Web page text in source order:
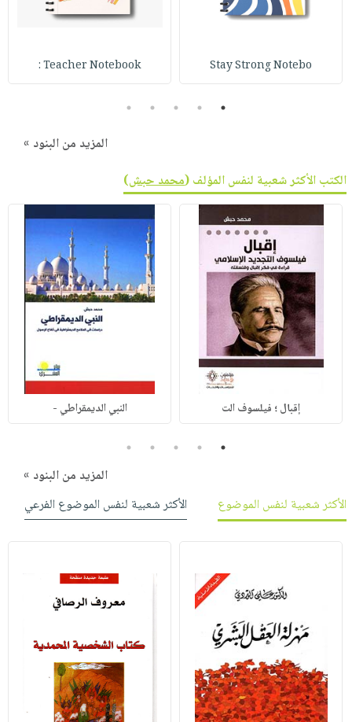
صابون
مناسبات
فيديوهات
يتكرر
طرحها
انشر
كتابك
عربة
نشرة
Stay Strong Notebo
Teacher Notebook :
1
2
3
4
5
المزيد من البنود »
الكتب الأكثر شعبية لنفس المؤلف (محمد حبش)
إقبال ؛ فيلسوف الت النبي الديمقراطي -
1
2
3
4
5
المزيد من البنود »
الأكثر شعبية لنفس الموضوع
الأكثر شعبية لنفس الموضوع الفرعي